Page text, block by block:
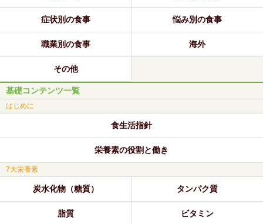
症状別の食事 悩み別の食事
職業別の食事 海外
その他
基礎コンテンツ一覧
はじめに
食生活指針
栄養素の役割と働き
7大栄養素
炭水化物（糖質） タンパク質
脂質 ビタミン